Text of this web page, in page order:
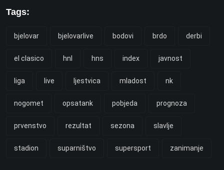
Tags:
bjelovar bjelovarlive bodovi brdo derbi
el clasico hnl hns index javnost
liga live ljestvica mladost nk
nogomet opsatank pobjeda prognoza
prvenstvo rezultat sezona slavlje
stadion suparništvo supersport zanimanje